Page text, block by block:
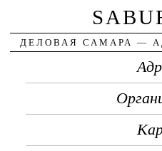
ДЕЛОВАЯ САМАРА —